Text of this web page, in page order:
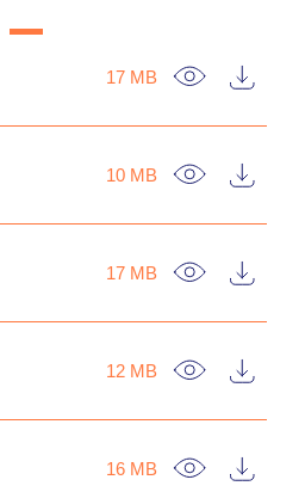
17 MB
10 MB
17 MB
12 MB
16 MB